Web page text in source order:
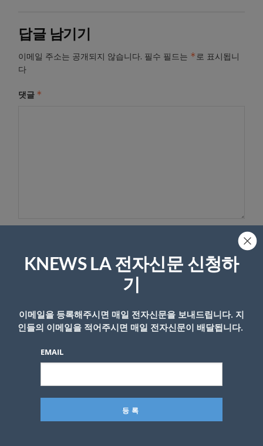
답글 남기기
이메일 주소는 공개되지 않습니다. 필수 필드는 *로 표시됩니
다
댓글 *
KNEWS LA 전자신문 신청하
기
이메일을 등록해주시면 매일 전자신문을 보내드립니다. 지
인들의 이메일을 적어주시면 매일 전자신문이 배달됩니다.
EMAIL